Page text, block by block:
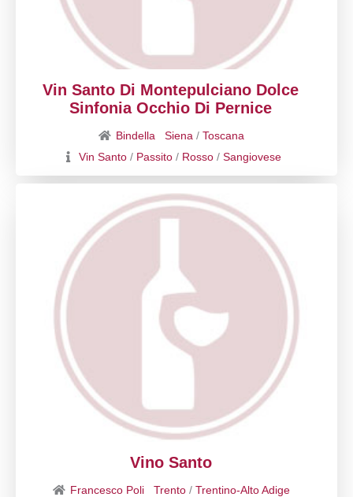
Vin Santo Di Montepulciano Dolce
Sinfonia Occhio Di Pernice
Bindella Siena / Toscana
Vin Santo / Passito / Rosso / Sangiovese
Vino Santo
Francesco Poli Trento / Trentino-Alto Adige